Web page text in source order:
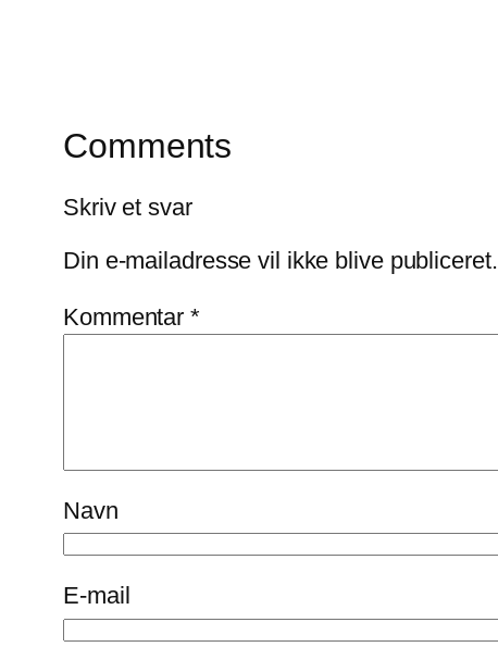
Comments
Skriv et svar
Din e-mailadresse vil ikke blive publiceret.
Kommentar*
Navn
E-mail